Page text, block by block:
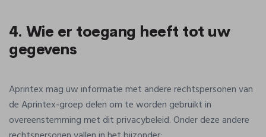
4. Wie er toegang heeft tot uw
gegevens
Aprintex mag uw informatie met andere rechtspersonen van
de Aprintex-groep delen om te worden gebruikt in
overeenstemming met dit privacybeleid. Onder deze andere